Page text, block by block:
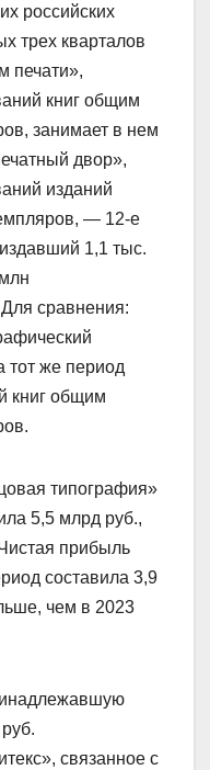
российских
трех кварталов
печати»,
книг общим
занимает в нем
двор»,
изданий
— 12-е
1,1 тыс.
сравнения:
тот же период
книг общим
типография»
5,5 млрд руб.,
Чистая прибыль
составила 3,9
чем в 2023
связанное с